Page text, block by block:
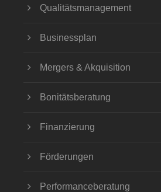
Qualitätsmanagement
Businessplan
Mergers & Akquisition
Bonitätsberatung
Finanzierung
Förderungen
Performanceberatung